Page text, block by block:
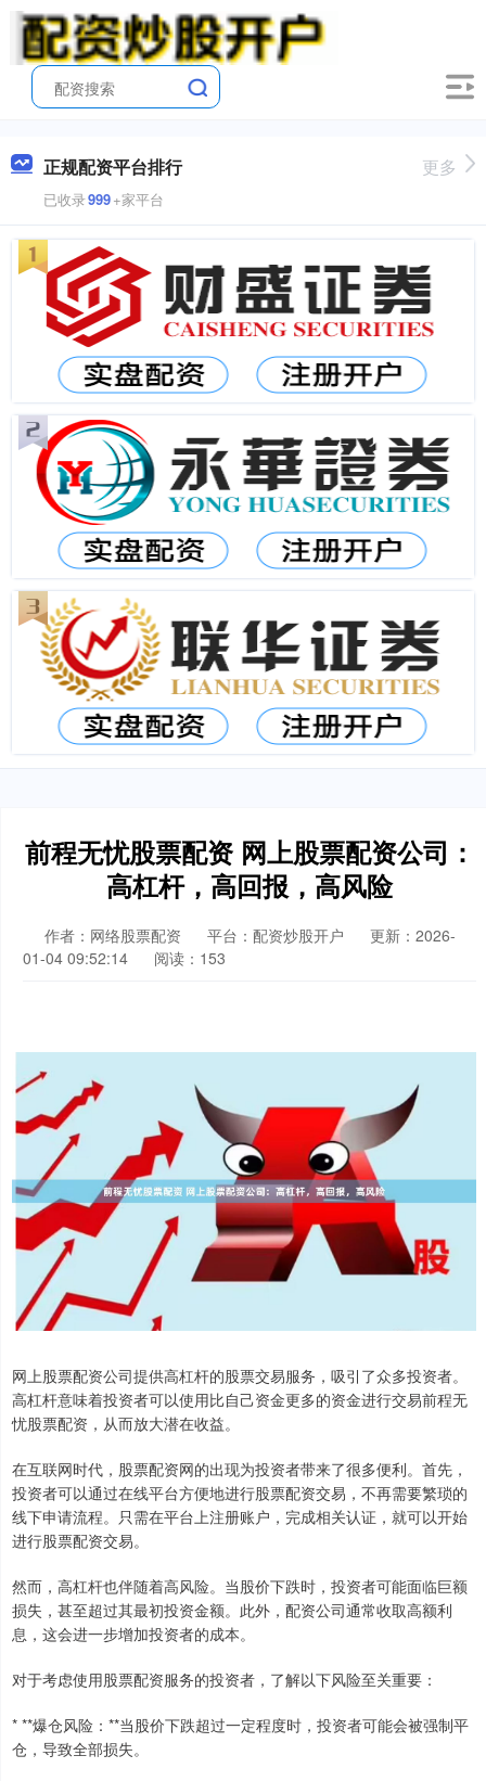
正规配资平台排行
已收录999+家平台
更多
前程无忧股票配资 网上股票配资公司：
高杠杆，高回报，高风险
作者：网络股票配资 平台：配资炒股开户
更新：2026-
01-04 09:52:14
阅读：153
网上股票配资公司提供高杠杆的股票交易服务，吸引了众多投资者。
高杠杆意味着投资者可以使用比自己资金更多的资金进行交易前程无
忧股票配资，从而放大潜在收益。
在互联网时代，股票配资网的出现为投资者带来了很多便利。首先，
投资者可以通过在线平台方便地进行股票配资交易，不再需要繁琐的
线下申请流程。只需在平台上注册账户，完成相关认证，就可以开始
进行股票配资交易。
然而，高杠杆也伴随着高风险。当股价下跌时，投资者可能面临巨额
损失，甚至超过其最初投资金额。此外，配资公司通常收取高额利
息，这会进一步增加投资者的成本。
对于考虑使用股票配资服务的投资者，了解以下风险至关重要：
* **爆仓风险：**当股价下跌超过一定程度时，投资者可能会被强制平
仓，导致全部损失。